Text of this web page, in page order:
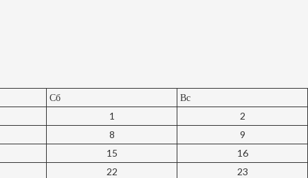
Сб
Вс
1
2
8
9
15
16
22
23